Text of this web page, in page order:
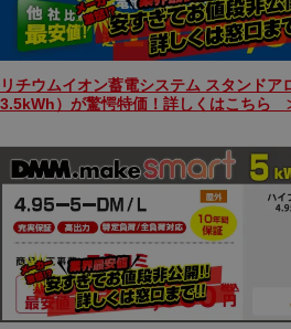
リチウムイオン蓄電システム スタンドア
3.5kWh）が驚愕特価！詳しくはこちら